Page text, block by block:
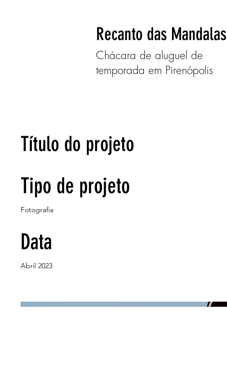
Recanto das Mandalas
Chácara de aluguel de
temporada em Pirenópolis
Título do projeto
Tipo de projeto
Fotografia
Data
Abril 2023